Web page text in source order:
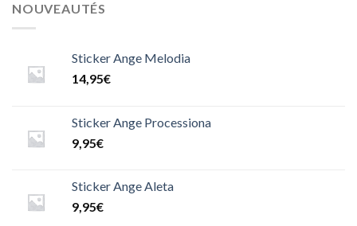
NOUVEAUTÉS
Sticker Ange Melodia
14,95€
Sticker Ange Processiona
9,95€
Sticker Ange Aleta
9,95€